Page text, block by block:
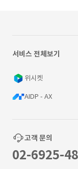
서비스 전체보기
위시켓
AIDP - AX
고객 문의
02-6925-